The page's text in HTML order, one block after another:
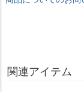
関連アイテム